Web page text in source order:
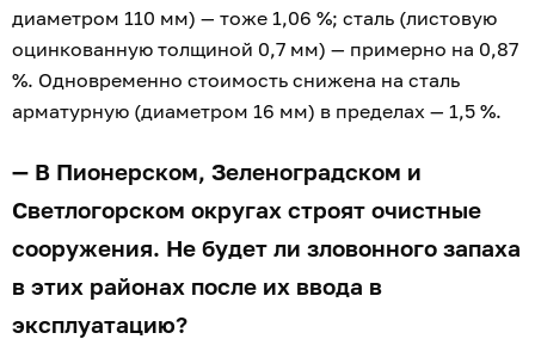
диаметром 110 мм) — тоже 1,06 %; сталь (листовую
оцинкованную толщиной 0,7 мм) — примерно на 0,87
%. Одновременно стоимость снижена на сталь
арматурную (диаметром 16 мм) в пределах — 1,5 %.
— В Пионерском, Зеленоградском и
Светлогорском округах строят очистные
сооружения. Не будет ли зловонного запаха
в этих районах после их ввода в
эксплуатацию?